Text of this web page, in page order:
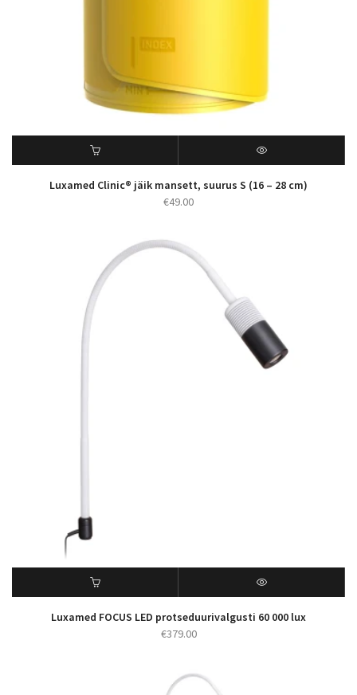
Luxamed Clinic® jäik mansett, suurus S (16 – 28 cm)
€49.00
Luxamed FOCUS LED protseduurivalgusti 60 000 lux
€379.00